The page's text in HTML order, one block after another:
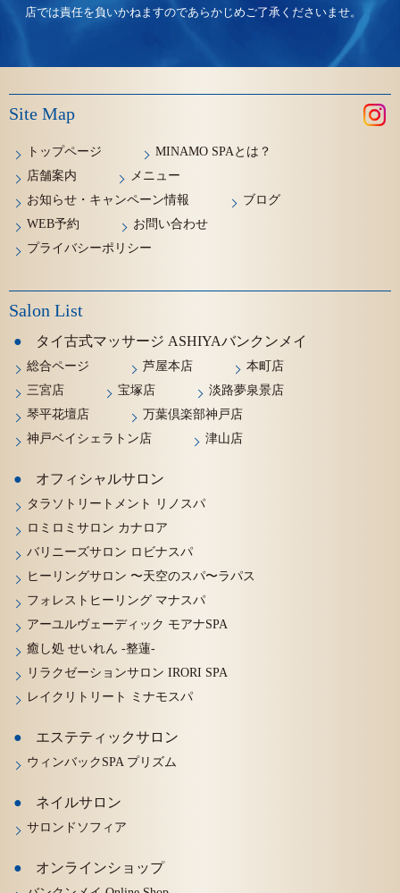
店では責任を負いかねますのであらかじめご了承くださいませ。
Site Map
トップページ
MINAMO SPAとは？
店舗案内
メニュー
お知らせ・キャンペーン情報
ブログ
WEB予約
お問い合わせ
プライバシーポリシー
Salon List
タイ古式マッサージ ASHIYAバンクンメイ
総合ページ 芦屋本店
本町店
三宮店
宝塚店
淡路夢泉景店
琴平花壇店
万葉倶楽部神戸店
神戸ベイシェラトン店
津山店
オフィシャルサロン
タラソトリートメント リノスパ
ロミロミサロン カナロア
バリニーズサロン ロビナスパ
ヒーリングサロン 〜天空のスパ〜ラパス
フォレストヒーリング マナスパ
アーユルヴェーディック モアナSPA
癒し処 せいれん -整蓮-
リラクゼーションサロン IRORI SPA
レイクリトリート ミナモスパ
エステティックサロン
ウィンバックSPA プリズム
ネイルサロン
サロンドソフィア
オンラインショップ